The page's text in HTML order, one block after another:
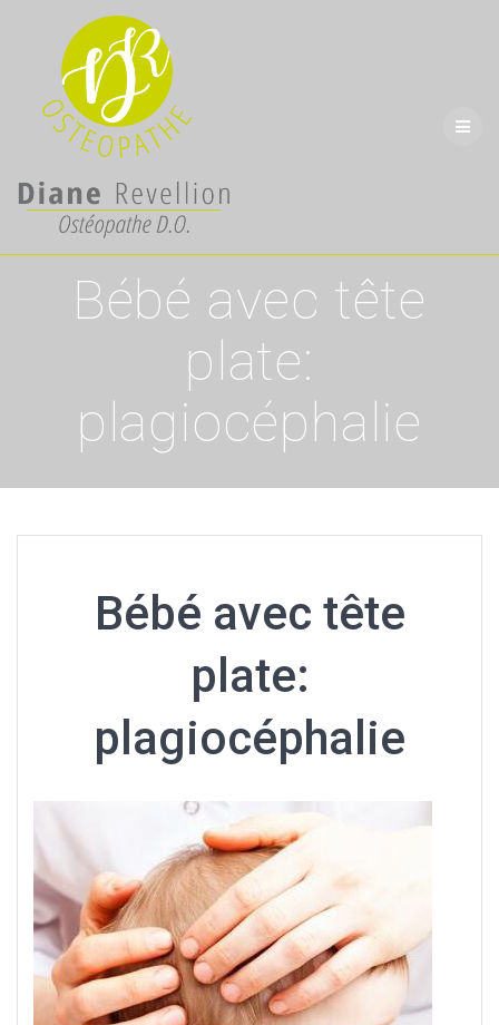
Bébé avec tête
plate:
plagiocéphalie
Bébé avec tête
plate:
plagiocéphalie